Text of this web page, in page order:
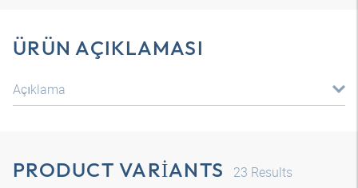
ÜRÜN AÇIKLAMASI
Açıklama
PRODUCT VARIANTS 23 Results